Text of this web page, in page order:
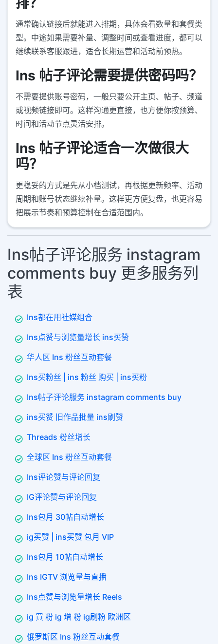
通常确认链接后就能进入排期，具体会看数量和套餐类
型。中途如果需要补量、调整时间或查看进度，都可以
继续联系客服跟进，适合长期运营和活动前预热。
Ins 帖子评论需要提供密码吗？
不需要提供账号密码，一般只要公开主页、帖子、频道
或视频链接即可。这样沟通更直接，也方便你按预算、
时间和活动节点灵活安排。
Ins 帖子评论适合一次做很大
吗？
更稳妥的方式是先从小档测试，再根据更新频率、活动
周期和账号状态继续补量。这样更方便复盘，也更容易
把展示节奏和预算控制在合适范围内。
Ins帖子评论服务 instagram
comments buy 更多服务列
表
Ins都在用社媒组合
Ins点赞与浏览量增长 ins买赞
华人区 Ins 粉丝互动套餐
Ins买粉丝 | ins 粉丝 购买 | ins买粉
Ins帖子评论服务 instagram comments buy
ins买赞 旧作品批量 ins刷赞
Threads 粉丝增长
全球区 Ins 粉丝互动套餐
Ins评论赞与评论回复
IG评论赞与评论回复
Ins包月 30帖自动增长
ig买赞 | ins买赞 包月 VIP
Ins包月 10帖自动增长
Ins IGTV 浏览量与直播
Ins点赞与浏览量增长 Reels
ig 買 粉 ig 增 粉 ig刷粉 欧洲区
俄罗斯区 Ins 粉丝互动套餐